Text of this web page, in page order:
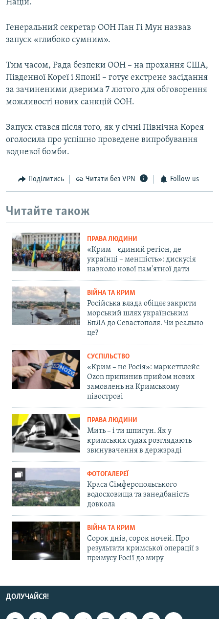
Націй.
Генеральний секретар ООН Пан Гі Мун назвав
запуск «глибоко сумним».
Тим часом, Рада безпеки ООН – на прохання США,
Південної Кореї і Японії – готує екстрене засідання
за зачиненими дверима 7 лютого для обговорення
можливості нових санкцій ООН.
Запуск стався після того, як у січні Північна Корея
оголосила про успішно проведене випробування
водневої бомби.
Поділитись Читати без VPN Follow us
Читайте також
ПРАВА ЛЮДИНИ
«Крим – єдиний регіон, де
українці – меншість»: дискусія
навколо нової пам'ятної дати
ВІЙНА ТА КРИМ
Російська влада обіцяє закрити
морський шлях українським
БпЛА до Севастополя. Чи реально
це?
СУСПІЛЬСТВО
«Крим – не Росія»: маркетплейс
Ozon припинив прийом нових
замовлень на Кримському
півострові
ПРАВА ЛЮДИНИ
Мить – і ти шпигун. Як у
кримських судах розглядають
звинувачення в держзраді
ФОТОГАЛЕРЕЇ
Краса Сімферопольського
водосховища та занедбаність
довкола
ВІЙНА ТА КРИМ
Сорок днів, сорок ночей. Про
результати кримської операції з
примусу Росії до миру
ДОЛУЧАЙСЯ!